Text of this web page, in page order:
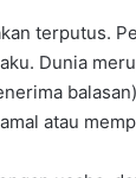
terputus.
Dunia
atau